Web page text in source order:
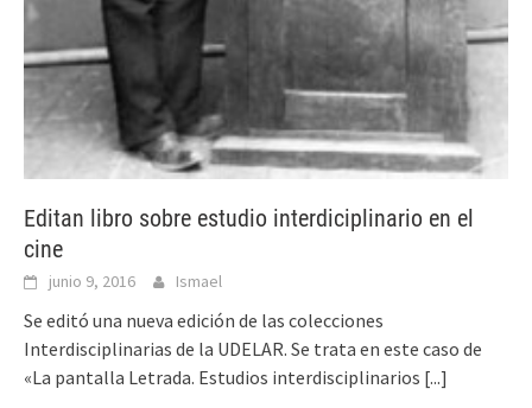
Editan libro sobre estudio interdiciplinario en el
cine
junio 9, 2016 Ismael
Se editó una nueva edición de las colecciones
Interdisciplinarias de la UDELAR. Se trata en este caso de
«La pantalla Letrada. Estudios interdisciplinarios [...]